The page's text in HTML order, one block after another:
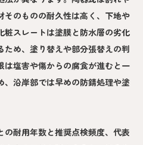
そのものの耐久性は高く、下地や
粧スレートは塗膜と防水層の劣化
ため、塗り替えや部分張替えの判
は塩害や傷からの腐食が進むと一
、沿岸部では早めの防錆処理や塗
耐用年数と推奨点検頻度、代表